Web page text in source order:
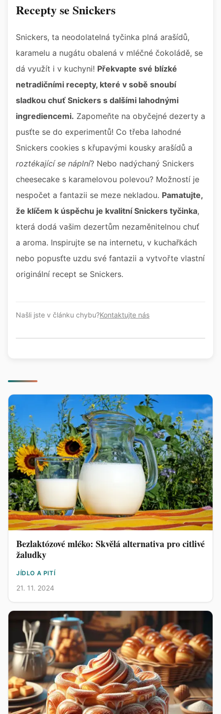
Recepty se Snickers
Snickers, ta neodolatelná tyčinka plná arašídů,
karamelu a nugátu obalená v mléčné čokoládě, se
dá využít i v kuchyni! Překvapte své blízké
netradičními recepty, které v sobě snoubí
sladkou chuť Snickers s dalšími lahodnými
ingrediencemi. Zapomeňte na obyčejné dezerty a
pusťte se do experimentů! Co třeba lahodné
Snickers cookies s křupavými kousky arašídů a
roztékající se náplní? Nebo nadýchaný Snickers
cheesecake s karamelovou polevou? Možností je
nespočet a fantazii se meze nekladou. Pamatujte,
že klíčem k úspěchu je kvalitní Snickers tyčinka,
která dodá vašim dezertům nezaměnitelnou chuť
a aroma. Inspirujte se na internetu, v kuchařkách
nebo popusťte uzdu své fantazii a vytvořte vlastní
originální recept se Snickers.
Našli jste v článku chybu?Kontaktujte nás
Bezlaktózové mléko: Skvělá alternativa pro citlivé
žaludky
JÍDLO A PITÍ
21. 11. 2024